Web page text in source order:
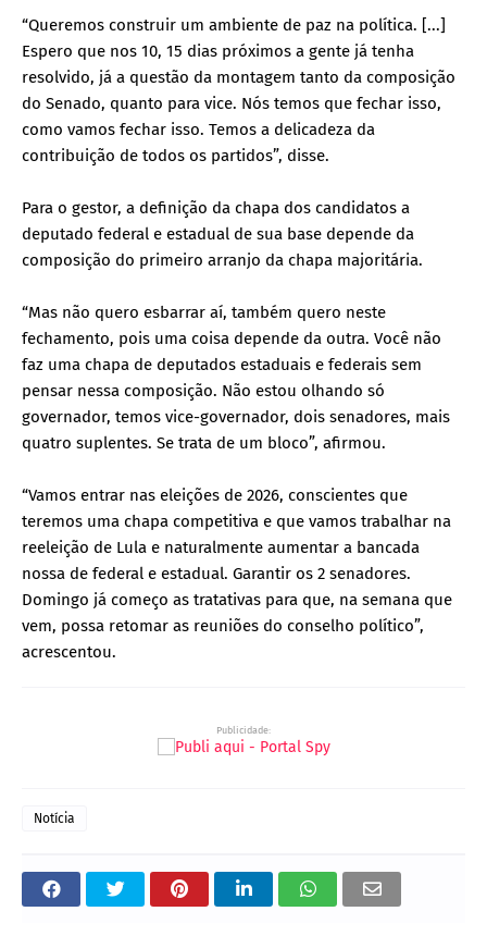
“Queremos construir um ambiente de paz na política. [...]
Espero que nos 10, 15 dias próximos a gente já tenha
resolvido, já a questão da montagem tanto da composição
do Senado, quanto para vice. Nós temos que fechar isso,
como vamos fechar isso. Temos a delicadeza da
contribuição de todos os partidos”, disse.
Para o gestor, a definição da chapa dos candidatos a
deputado federal e estadual de sua base depende da
composição do primeiro arranjo da chapa majoritária.
“Mas não quero esbarrar aí, também quero neste
fechamento, pois uma coisa depende da outra. Você não
faz uma chapa de deputados estaduais e federais sem
pensar nessa composição. Não estou olhando só
governador, temos vice-governador, dois senadores, mais
quatro suplentes. Se trata de um bloco”, afirmou.
“Vamos entrar nas eleições de 2026, conscientes que
teremos uma chapa competitiva e que vamos trabalhar na
reeleição de Lula e naturalmente aumentar a bancada
nossa de federal e estadual. Garantir os 2 senadores.
Domingo já começo as tratativas para que, na semana que
vem, possa retomar as reuniões do conselho político”,
acrescentou.
Publicidade:
Notícia